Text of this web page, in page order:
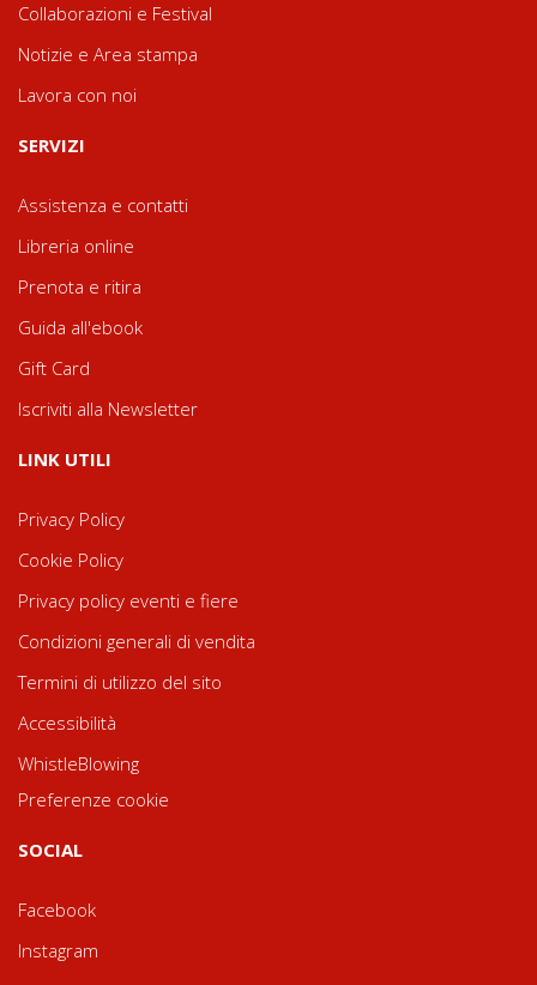
Collaborazioni e Festival
Notizie e Area stampa
Lavora con noi
SERVIZI
Assistenza e contatti
Libreria online
Prenota e ritira
Guida all'ebook
Gift Card
Iscriviti alla Newsletter
LINK UTILI
Privacy Policy
Cookie Policy
Privacy policy eventi e fiere
Condizioni generali di vendita
Termini di utilizzo del sito
Accessibilità
WhistleBlowing
Preferenze cookie
SOCIAL
Facebook
Instagram